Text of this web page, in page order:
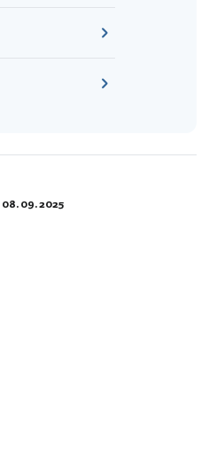
08. 09. 2025